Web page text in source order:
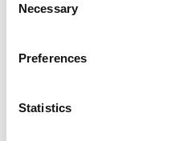
Selection
Necessary
Preferences
Statistics